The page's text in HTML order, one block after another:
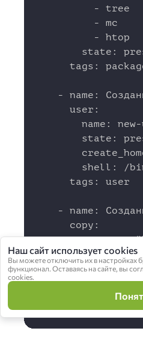
          - tree
          - mc
          - htop
state:
tags:
- name:
      user:
name:
state:
shell: /
      tags: user
- name:
      copy:
content:
dest: /
owner:
group:
mode:
      tags: file
Наш сайт использует cookies
Вы можете отключить их в настройках
функционал. Оставаясь на сайте, вы
cookies.